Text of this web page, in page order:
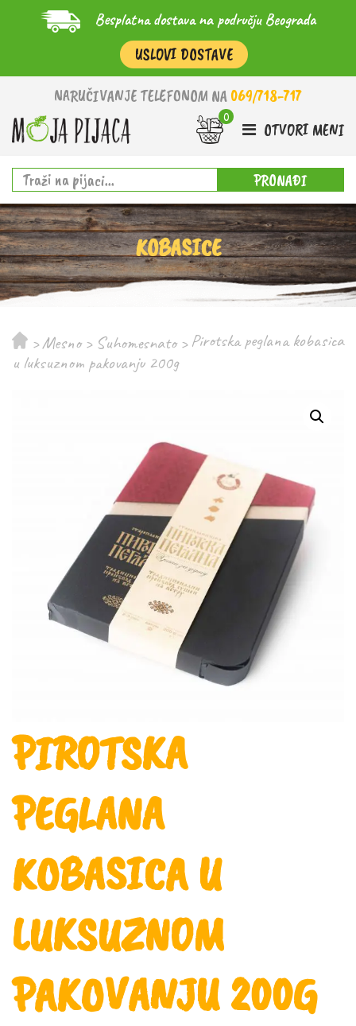
Besplatna dostava na području Beograda
USLOVI DOSTAVE
NARUČIVANJE TELEFONOM NA 069/718-717
OTVORI MENI
PRONAĐI
KOBASICE
>Mesno > Suhomesnato > Pirotska peglana kobasica
u luksuznom pakovanju 200g
PIROTSKA
PEGLANA
KOBASICA U
LUKSUZNOM
PAKOVANJU 200G